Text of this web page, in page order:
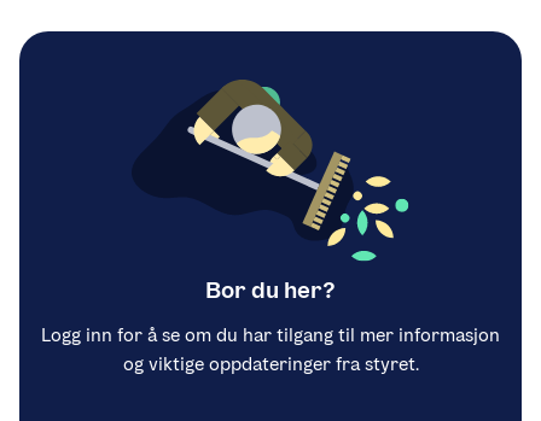
Bor du her?
Logg inn for å se om du har tilgang til mer informasjon
og viktige oppdateringer fra styret.